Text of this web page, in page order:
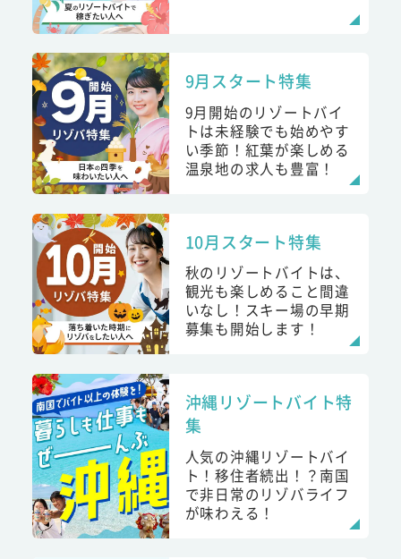
9月スタート特集
9月開始のリゾートバイ
トは未経験でも始めやす
い季節！紅葉が楽しめる
温泉地の求人も豊富！
10月スタート特集
秋のリゾートバイトは、
観光も楽しめること間違
いなし！スキー場の早期
募集も開始します！
沖縄リゾートバイト特
集
人気の沖縄リゾートバイ
ト！移住者続出！？南国
で非日常のリゾバライフ
が味わえる！